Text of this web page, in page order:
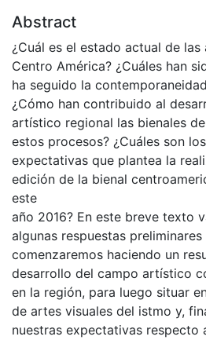
Abstract
¿Cuál es el estado actual de las
Centro América? ¿Cuáles han
ha seguido la
¿Cómo han contribuido al
artístico regional las bienales
estos procesos? ¿Cuáles son
expectativas que plantea la
edición de la bienal
este
año 2016? En este breve texto
algunas respuestas
comenzaremos haciendo un
desarrollo del campo artístico
en la región, para luego situar
de artes visuales del istmo y,
nuestras expectativas respecto